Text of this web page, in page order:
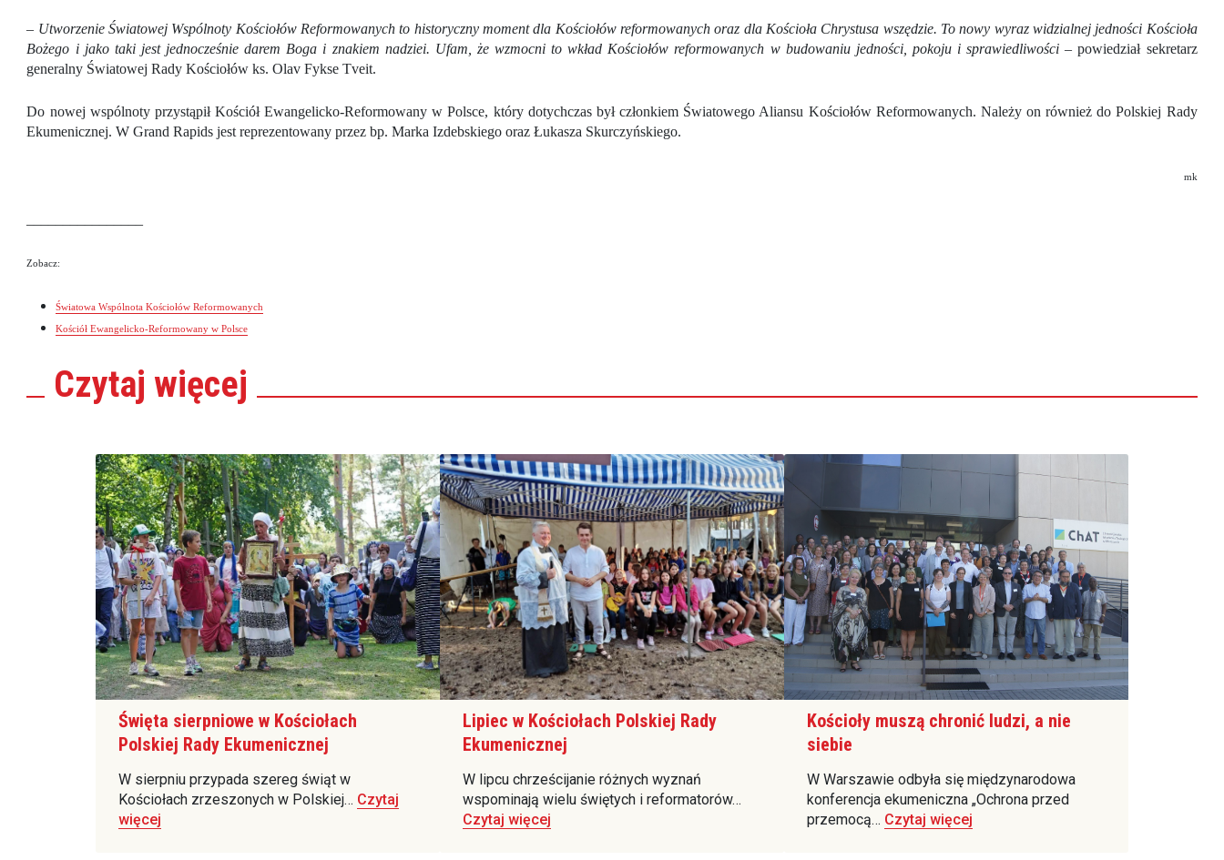
– Utworzenie Światowej Wspólnoty Kościołów Reformowanych to historyczny moment dla Kościołów reformowanych oraz dla Kościoła Chrystusa wszędzie. To nowy wyraz widzialnej jedności Kościoła
Bożego i jako taki jest jednocześnie darem Boga i znakiem nadziei. Ufam, że wzmocni to wkład Kościołów reformowanych w budowaniu jedności, pokoju i sprawiedliwości – powiedział sekretarz
generalny Światowej Rady Kościołów ks. Olav Fykse Tveit.
Do nowej wspólnoty przystąpił Kościół Ewangelicko-Reformowany w Polsce, który dotychczas był członkiem Światowego Aliansu Kościołów Reformowanych. Należy on również do Polskiej Rady
Ekumenicznej. W Grand Rapids jest reprezentowany przez bp. Marka Izdebskiego oraz Łukasza Skurczyńskiego.
mk
Zobacz:
Światowa Wspólnota Kościołów Reformowanych
Kościół Ewangelicko-Reformowany w Polsce
Czytaj więcej
Święta sierpniowe w Kościołach
Polskiej Rady Ekumenicznej
W sierpniu przypada szereg świąt w
Kościołach zrzeszonych w Polskiej… Czytaj
więcej
Lipiec w Kościołach Polskiej Rady
Ekumenicznej
W lipcu chrześcijanie różnych wyznań
wspominają wielu świętych i reformatorów…
Czytaj więcej
Kościoły muszą chronić ludzi, a nie
siebie
W Warszawie odbyła się międzynarodowa
konferencja ekumeniczna „Ochrona przed
przemocą… Czytaj więcej